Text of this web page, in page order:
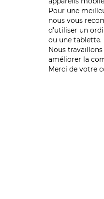
Pour une
nous vous
d'utiliser un
ou une tablette.
Nous
améliorer la
Merci de votre